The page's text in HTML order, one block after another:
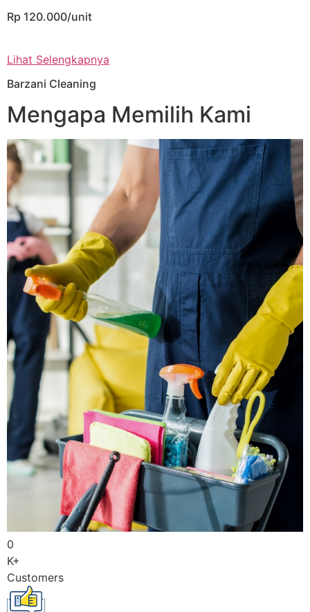
Rp 120.000/unit
Lihat Selengkapnya
Barzani Cleaning
Mengapa Memilih Kami
0
K+
Customers